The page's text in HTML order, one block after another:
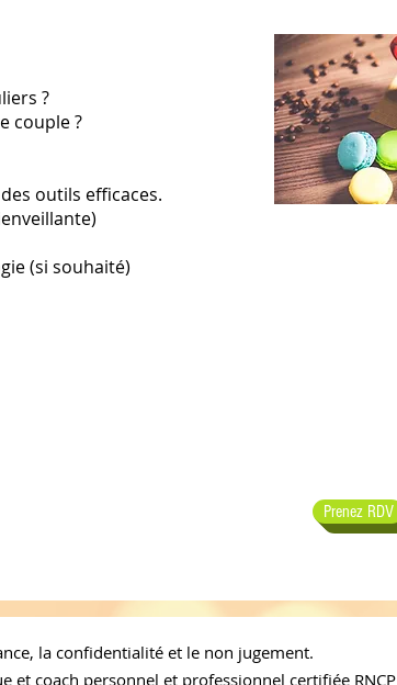
?
couple ?
outils efficaces.
(si souhaité)
Prenez RDV
la confidentialité et le non jugement.
et coach personnel et professionnel certifiée RNCP